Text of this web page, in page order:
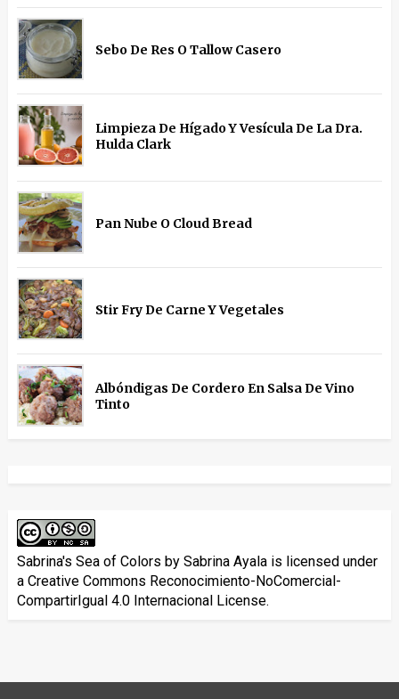
Sebo De Res O Tallow Casero
Limpieza De Hígado Y Vesícula De La Dra.
Hulda Clark
Pan Nube O Cloud Bread
Stir Fry De Carne Y Vegetales
Albóndigas De Cordero En Salsa De Vino
Tinto
Sabrina's Sea of Colors by Sabrina Ayalais licensed under
a Creative Commons Reconocimiento-NoComercial-
CompartirIgual 4.0 Internacional License.